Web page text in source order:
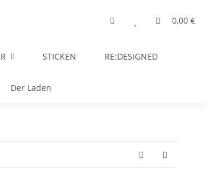
0,00 €
STICKEN RE:DESIGNED
Der Laden